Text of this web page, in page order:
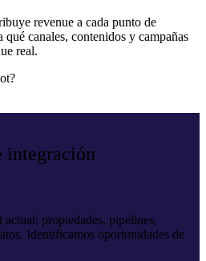
revenue a cada punto de
canales, contenidos y campañas
real.
integración
propiedades, pipelines,
Identificamos oportunidades de